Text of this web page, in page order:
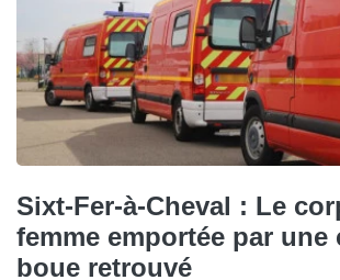
Sixt-Fer-à-Cheval : Le
femme emportée par une
boue retrouvé